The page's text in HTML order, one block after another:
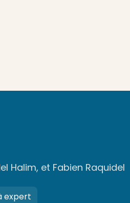
Halim, et Fabien Raquidel
expert